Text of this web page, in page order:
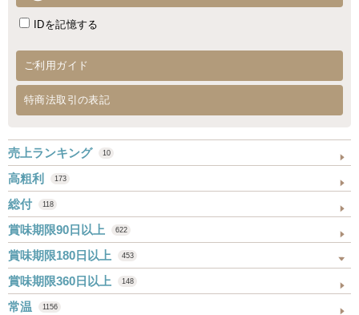
IDを記憶する
ご利用ガイド
特商法取引の表記
売上ランキング 10
高粗利 173
総付 118
賞味期限90日以上 622
賞味期限180日以上 453
賞味期限360日以上 148
常温 1156